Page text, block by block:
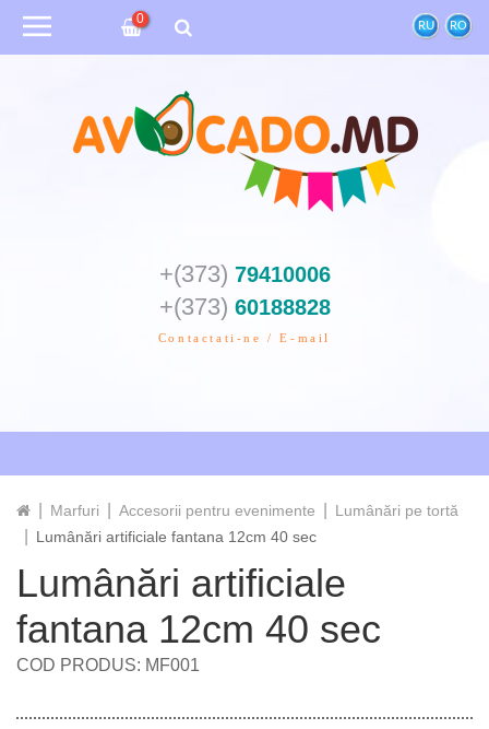
RU RO
0
+(373) 79410006
+(373) 60188828
Contactati-ne / E-mail
Marfuri Accesorii pentru evenimente
Lumânări pe tortă
Lumânări artificiale fantana 12cm 40 sec
Lumânări artificiale
fantana 12cm 40 sec
COD PRODUS: MF001